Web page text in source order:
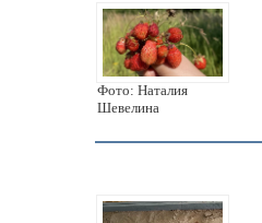
Фото: Наталия
Шевелина